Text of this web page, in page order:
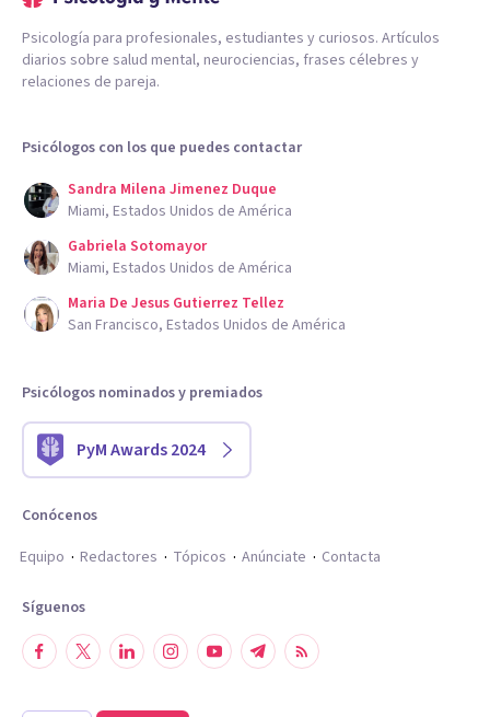
Psicología para profesionales, estudiantes y curiosos. Artículos
diarios sobre salud mental, neurociencias, frases célebres y
relaciones de pareja.
Psicólogos con los que puedes contactar
Sandra Milena Jimenez Duque
Miami, Estados Unidos de América
Gabriela Sotomayor
Miami, Estados Unidos de América
Maria De Jesus Gutierrez Tellez
San Francisco, Estados Unidos de América
Psicólogos nominados y premiados
PyM Awards 2024
Conócenos
Equipo
Redactores Tópicos Anúnciate Contacta
Síguenos